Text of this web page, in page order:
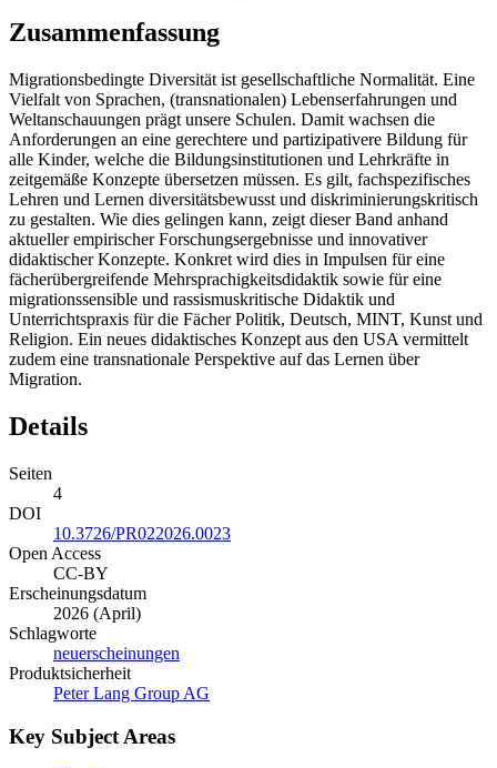
Zusammenfassung
Migrationsbedingte Diversität ist gesellschaftliche Normalität. Eine
Vielfalt von Sprachen, (transnationalen) Lebenserfahrungen und
Weltanschauungen prägt unsere Schulen. Damit wachsen die
Anforderungen an eine gerechtere und partizipativere Bildung für
alle Kinder, welche die Bildungsinstitutionen und Lehrkräfte in
zeitgemäße Konzepte übersetzen müssen. Es gilt, fachspezifisches
Lehren und Lernen diversitätsbewusst und diskriminierungskritisch
zu gestalten. Wie dies gelingen kann, zeigt dieser Band anhand
aktueller empirischer Forschungsergebnisse und innovativer
didaktischer Konzepte. Konkret wird dies in Impulsen für eine
fächerübergreifende Mehrsprachigkeitsdidaktik sowie für eine
migrationssensible und rassismuskritische Didaktik und
Unterrichtspraxis für die Fächer Politik, Deutsch, MINT, Kunst und
Religion. Ein neues didaktisches Konzept aus den USA vermittelt
zudem eine transnationale Perspektive auf das Lernen über
Migration.
Details
Seiten
4
DOI
10.3726/PR022026.0023
Open Access
CC-BY
Erscheinungsdatum
2026 (April)
Schlagworte
neuerscheinungen
Produktsicherheit
Peter Lang Group AG
Key Subject Areas